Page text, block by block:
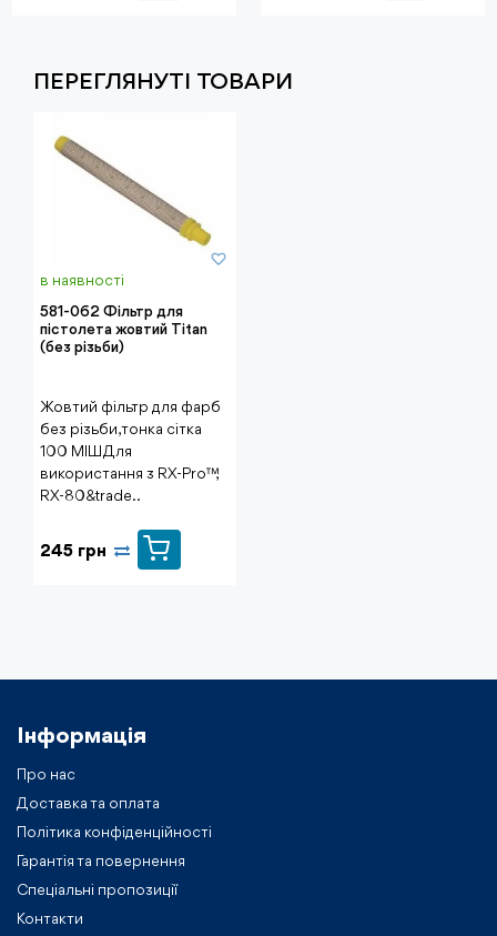
ПЕРЕГЛЯНУТI ТОВАРИ
в наявності
581-062 Фільтр для
пістолета жовтий Titan
(без різьби)
Жовтий фільтр для фарб
без різьби, тонка сітка
100 МІШ Для
використання з RX-Pro™,
RX-80&trade..
245 грн
Інформація
Про нас
Доставка та оплата
Політика конфіденційності
Гарантія та повернення
Спеціальні пропозиції
Контакти